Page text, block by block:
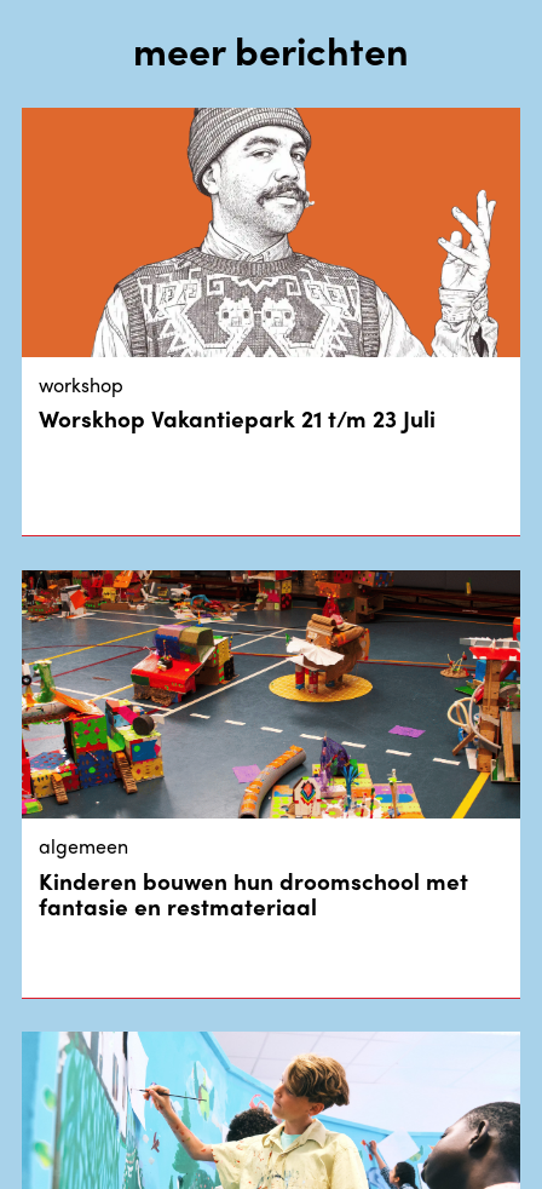
meer berichten
workshop
Worskhop Vakantiepark 21 t/m 23 Juli
algemeen
Kinderen bouwen hun droomschool met
fantasie en restmateriaal